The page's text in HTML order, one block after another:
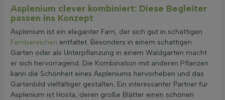
Asplenium clever kombiniert: Diese Begleiter
passen ins Konzept
Asplenium ist ein eleganter Farn, der sich gut in schattigen
Farnbereichen entfaltet. Besonders in einem schattigen
Garten oder als Unterpflanzung in einem Waldgarten macht
er sich hervorragend. Die Kombination mit anderen Pflanzen
kann die Schönheit eines Aspleniums hervorheben und das
Gartenbild vielfältiger gestalten. Ein interessanter Partner für
Asplenium ist Hosta, deren große Blätter einen schönen